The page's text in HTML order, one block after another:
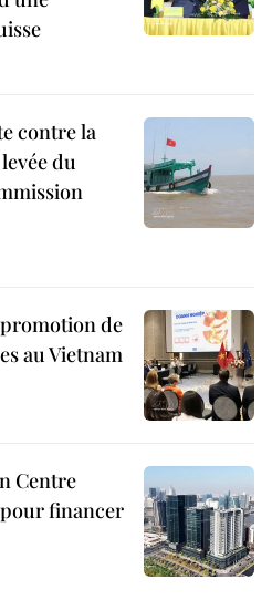
contre la
du
de
au Vietnam
Centre
financer